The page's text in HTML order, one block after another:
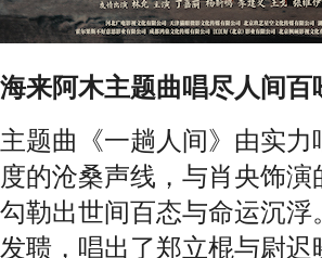
海来阿木主题曲唱尽人间
主题曲《一趟人间》由实
度的沧桑声线，与肖央饰
勾勒出世间百态与命运沉
发聩，唱出了郑立棍与尉